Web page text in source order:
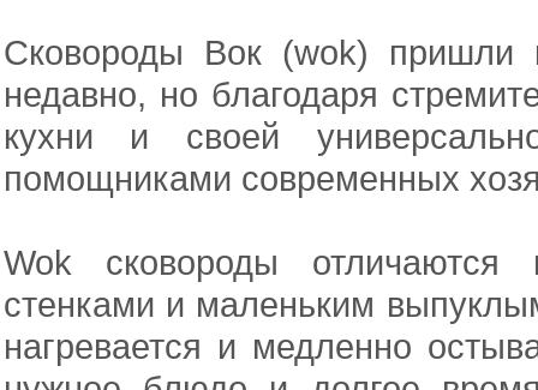
Сковороды Вок (wok) пришли
недавно, но благодаря
кухни и своей
помощниками современных
Wok сковороды отличаются
стенками и маленьким
нагревается и медленно